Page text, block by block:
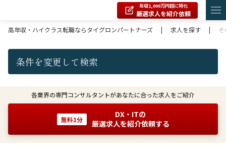
年収1,000万円超に特化
厳選求人を紹介依頼
高年収・ハイクラス転職ならタイグロンパートナーズ
| 求人を探す |
条件を変更して検索
各業界の専門コンサルタントがあなたに合った求人をご紹介
無料1分
DX・ITの
厳選求人を紹介依頼する